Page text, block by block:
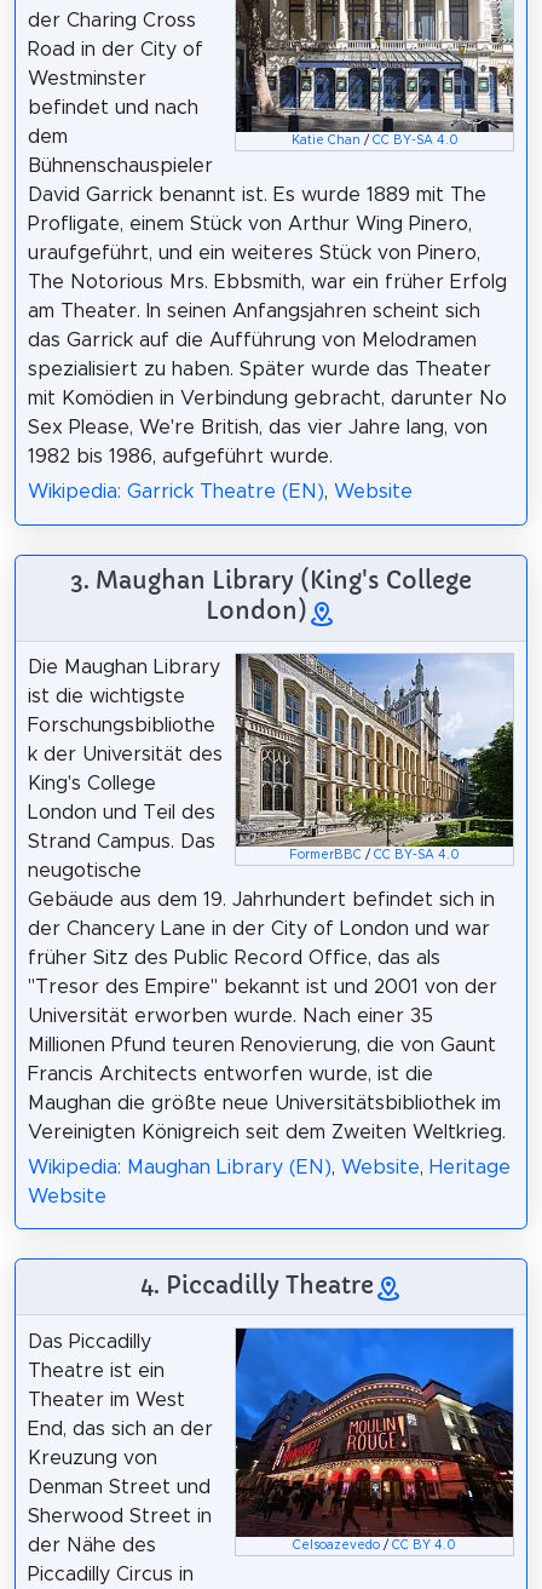
Katie Chan / CC BY-SA 4.0
der Charing Cross
Road in der City of
Westminster
befindet und nach
dem
Bühnenschauspieler
David Garrick benannt ist. Es wurde 1889 mit The
Profligate, einem Stück von Arthur Wing Pinero,
uraufgeführt, und ein weiteres Stück von Pinero,
The Notorious Mrs. Ebbsmith, war ein früher Erfolg
am Theater. In seinen Anfangsjahren scheint sich
das Garrick auf die Aufführung von Melodramen
spezialisiert zu haben. Später wurde das Theater
mit Komödien in Verbindung gebracht, darunter No
Sex Please, We're British, das vier Jahre lang, von
1982 bis 1986, aufgeführt wurde.
Wikipedia: Garrick Theatre (EN), Website
3. Maughan Library (King's College
London)
FormerBBC /CC BY-SA 4.0
Die Maughan Library
ist die wichtigste
Forschungsbibliothe
k der Universität des
King's College
London und Teil des
Strand Campus. Das
neugotische
Gebäude aus dem 19. Jahrhundert befindet sich in
der Chancery Lane in der City of London und war
früher Sitz des Public Record Office, das als
"Tresor des Empire" bekannt ist und 2001 von der
Universität erworben wurde. Nach einer 35
Millionen Pfund teuren Renovierung, die von Gaunt
Francis Architects entworfen wurde, ist die
Maughan die größte neue Universitätsbibliothek im
Vereinigten Königreich seit dem Zweiten Weltkrieg.
Wikipedia: Maughan Library (EN), Website, Heritage
Website
4. Piccadilly Theatre
Celsoazevedo /CC BY 4.0
Das Piccadilly
Theatre ist ein
Theater im West
End, das sich an der
Kreuzung von
Denman Street und
Sherwood Street in
der Nähe des
Piccadilly Circus in